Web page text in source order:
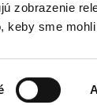
zobrazenie
keby sme